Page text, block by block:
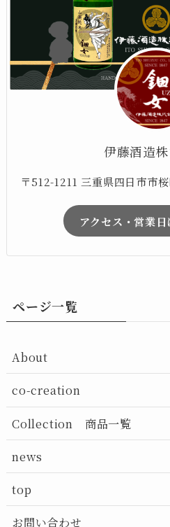
伊藤酒造
〒512-1211 三重県四日市市
アクセス・営業
ページ一覧
About
co-creation
Collection 商品一覧
news
top
お問い合わせ